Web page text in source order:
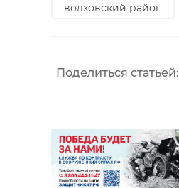
волховский район
Поделиться статьей:
Петербурге
пострадал